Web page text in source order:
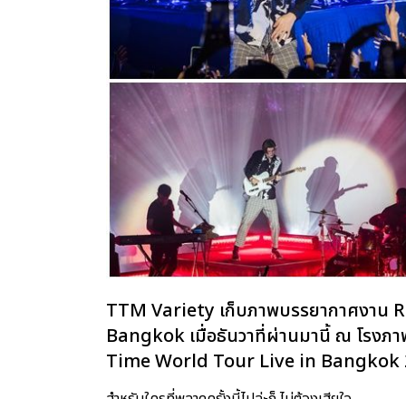
TTM Variety เก็บภาพบรรยากาศงาน
Bangkok เมื่อธันวาที่ผ่านมานี้ ณ โรงภ
Time World Tour Live in Bangkok